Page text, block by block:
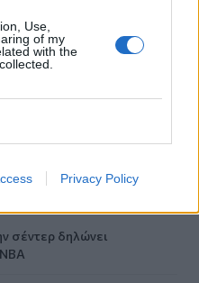
Use,
of my
with the
Privacy Policy
ενώσεις που εκπέμπουμε»
- Ολονύχτια μάχη με τις
πολυκατοικία
σέντερ δηλώνει